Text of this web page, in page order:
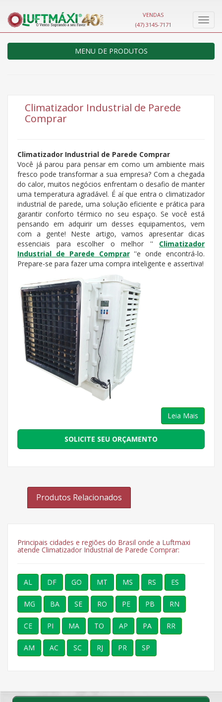
VENDAS
(47) 3145-7171
MENU DE PRODUTOS
Climatizador Industrial de Parede
Comprar
Climatizador Industrial de Parede Comprar
Você já parou para pensar em como um ambiente mais
fresco pode transformar a sua empresa? Com a chegada
do calor, muitos negócios enfrentam o desafio de manter
uma temperatura agradável. É aí que entra o climatizador
industrial de parede, uma solução eficiente e prática para
garantir conforto térmico no seu espaço. Se você está
pensando em adquirir um desses equipamentos, vem
com a gente! Neste artigo, vamos apresentar dicas
essenciais para escolher o melhor '' Climatizador
Industrial de Parede Comprar''e onde encontrá-lo.
Prepare-se para fazer uma compra inteligente e assertiva!
Leia Mais
SOLICITE SEU ORÇAMENTO
Produtos Relacionados
Principais cidades e regiões do Brasil onde a Luftmaxi
atende Climatizador Industrial de Parede Comprar:
AL DF GO MT MS RS ES
MG BA SE RO PE PB RN
CE PI MA TO AP PA RR
AM AC SC RJ PR SP